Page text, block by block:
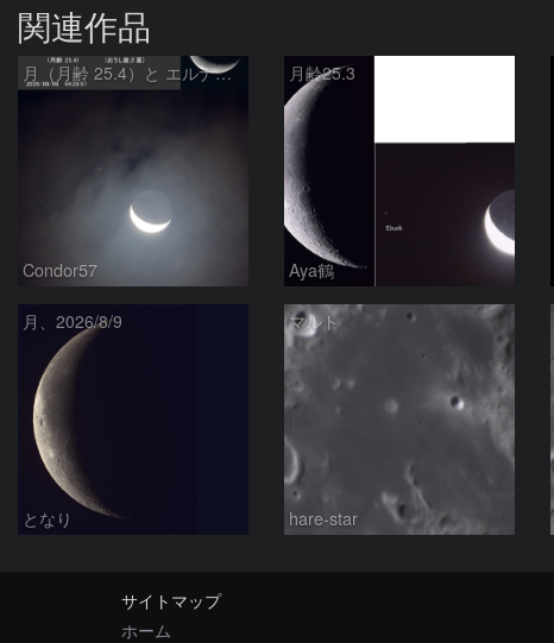
関連作品
月（月齢 25.4）と エルナト（おうし座β星）
Condor57
月齢25.3
Aya鶴
月、2026/8/9
となり
マルト
hare-star
サイトマップ
ホーム